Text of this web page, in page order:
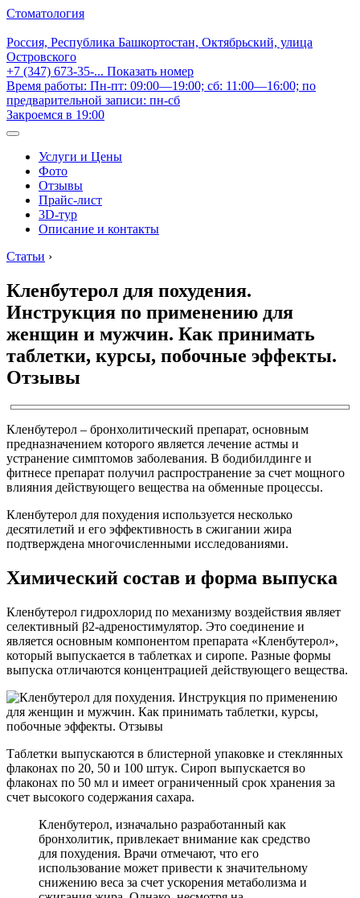
Стоматология
Россия, Республика Башкортостан, Октябрьский, улица
Островского
+7 (347) 673-35-... Показать номер
Время работы: Пн-пт: 09:00—19:00; сб: 11:00—16:00; по
предварительной записи: пн-сб
Закроемся в 19:00
Услуги и Цены
Фото
Отзывы
Прайс-лист
3D-тур
Описание и контакты
Статьи ›
Кленбутерол для похудения.
Инструкция по применению для
женщин и мужчин. Как принимать
таблетки, курсы, побочные эффекты.
Отзывы
Кленбутерол – бронхолитический препарат, основным
предназначением которого является лечение астмы и
устранение симптомов заболевания. В бодибилдинге и
фитнесе препарат получил распространение за счет мощного
влияния действующего вещества на обменные процессы.
Кленбутерол для похудения используется несколько
десятилетий и его эффективность в сжигании жира
подтверждена многочисленными исследованиями.
Химический состав и форма выпуска
Кленбутерол гидрохлорид по механизму воздействия являет
селективный β2-адреностимулятор. Это соединение и
является основным компонентом препарата «Кленбутерол»,
который выпускается в таблетках и сиропе. Разные формы
выпуска отличаются концентрацией действующего вещества.
Таблетки выпускаются в блистерной упаковке и стеклянных
флаконах по 20, 50 и 100 штук. Сироп выпускается во
флаконах по 50 мл и имеет ограниченный срок хранения за
счет высокого содержания сахара.
Кленбутерол, изначально разработанный как
бронхолитик, привлекает внимание как средство
для похудения. Врачи отмечают, что его
использование может привести к значительному
снижению веса за счет ускорения метаболизма и